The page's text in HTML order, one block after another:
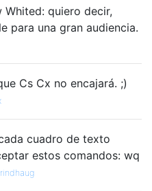
Whited: quiero decir,
para una gran audiencia.
Cs Cx no encajará. ;)
cuadro de texto
estos comandos: wq